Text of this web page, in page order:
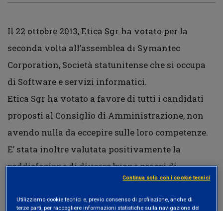
Il 22 ottobre 2013, Etica Sgr ha votato per la
seconda volta all’assemblea di Symantec
Corporation, Società statunitense che si occupa
di Software e servizi informatici.
Etica Sgr ha votato a favore di tutti i candidati
proposti al Consiglio di Amministrazione, non
avendo nulla da eccepire sulle loro competenze.
E’ stata inoltre valutata positivamente la
soddisfazione di diverse buone prassi di
, come ad esempio: la
separazione tra il Presidentee
Utilizziamo cookie tecnici e, previo consenso di profilazione, anche di
terze parti, per raccogliere informazioni statistiche sulla navigazione del
Continua solo con i cookie tecnici